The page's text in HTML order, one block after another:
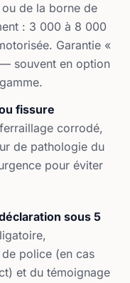
ou de la borne de
: 3 000 à 8 000
Garantie «
souvent en option
fissure
corrodé,
de pathologie du
pour éviter
sous 5
police (en cas
et du témoignage